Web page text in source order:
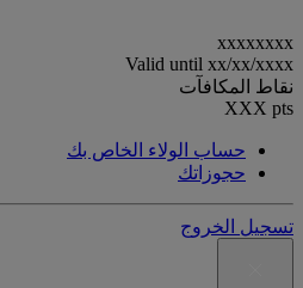
xxxxxxxx
Valid until xx/xx/xxxx
نقاط المكافآت
XXX pts
حساب الولاء الخاص بك
حجوزاتك
تسجيل الخروج